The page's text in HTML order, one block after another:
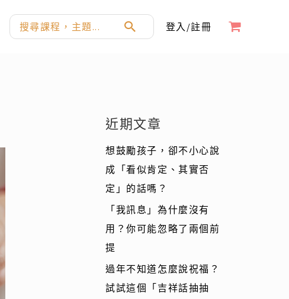
搜
尋：
登入/註冊
近期文章
想鼓勵孩子，卻不小心說
成「看似肯定、其實否
定」的話嗎？
「我訊息」為什麼沒有
用？你可能忽略了兩個前
提
過年不知道怎麼說祝福？
試試這個「吉祥話抽抽